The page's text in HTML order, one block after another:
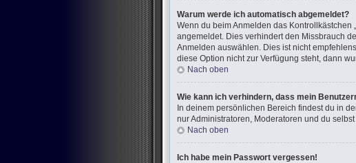
Warum werde ich automatisch abgemeldet?
Wenn du beim Anmelden das Kontrollkästchen
angemeldet. Dies verhindert den Missbrauch
Anmelden auswählen. Dies ist nicht
diese Option nicht zur Verfügung steht, dann
Nach oben
Wie kann ich verhindern, dass mein
In deinem persönlichen Bereich findest du in
nur Administratoren, Moderatoren und du
Nach oben
Ich habe mein Passwort vergessen!